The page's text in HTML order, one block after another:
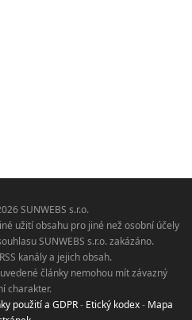
SUNWEBS s.r.o.
užití obsahu pro jiné než osobní účely
SUNWEBS s.r.o. zakázáno.
kanály a jejich obsah.
články nemohou mít závazný
charakter.
použití a GDPR- Etický kodex- Mapa